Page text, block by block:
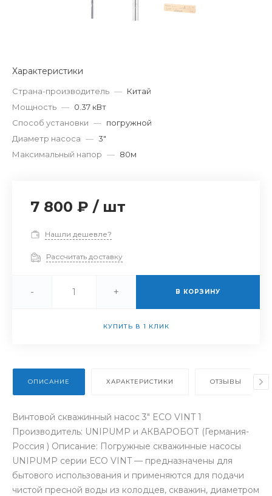
Характеристики
Страна-производитель — Китай
Мощность — 0.37 кВт
Способ установки — погружной
Диаметр насоса — 3"
Максимальный напор — 80м
7 800 ₽ / шт
Нашли дешевле?
Рассчитать доставку
- + В КОРЗИНУ
КУПИТЬ В 1 КЛИК
ОПИСАНИЕ ХАРАКТЕРИСТИКИ ОТЗЫВЫ
Винтовой скважинный насос 3" ECO VINT 1
Производитель: UNIPUMP и АКВАРОБОТ (Германия-
Россия ) Описание: Погружные скважинные насосы
UNIPUMP серии ЕСО VINT — предназначены для
бытового использования и применяются для подачи
чистой пресной воды из колодцев, скважин, диаметром